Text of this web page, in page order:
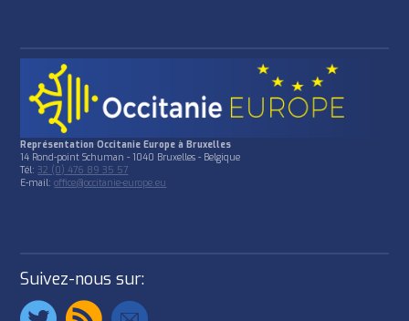
Représentation Occitanie Europe à Bruxelles
14 Rond-point Schuman - 1040 Bruxelles - Belgique
Tél:32 (0) 476 89 35 57
E-mail:office@occitanie-europe.eu
Suivez-nous sur: